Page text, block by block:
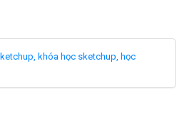
khóa học sketchup, học